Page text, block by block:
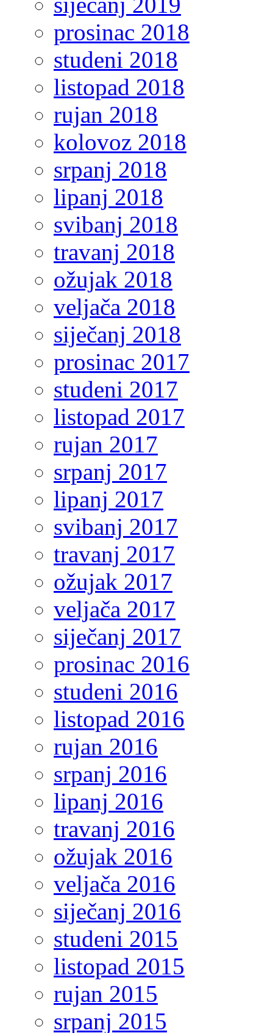
prosinac 2018
studeni 2018
listopad 2018
rujan 2018
kolovoz 2018
srpanj 2018
lipanj 2018
svibanj 2018
travanj 2018
ožujak 2018
veljača 2018
siječanj 2018
prosinac 2017
studeni 2017
listopad 2017
rujan 2017
srpanj 2017
lipanj 2017
svibanj 2017
travanj 2017
ožujak 2017
veljača 2017
siječanj 2017
prosinac 2016
studeni 2016
listopad 2016
rujan 2016
srpanj 2016
lipanj 2016
travanj 2016
ožujak 2016
veljača 2016
siječanj 2016
studeni 2015
listopad 2015
rujan 2015
srpanj 2015